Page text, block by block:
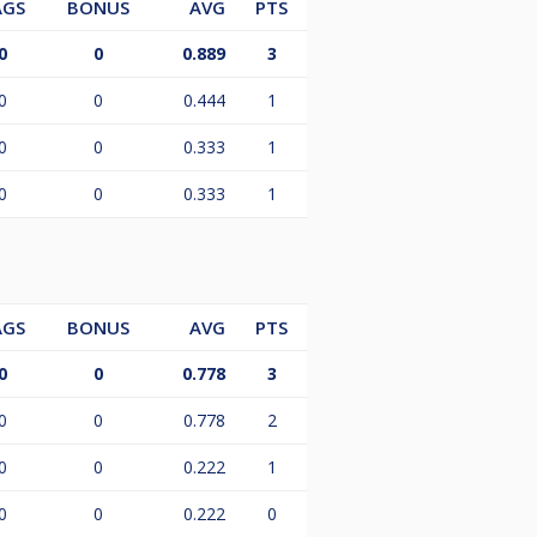
loting.
gebeurt op basis van de
de overige 3 beschikbare
BONUS AVG
PTS
0 0 0.889 3
0 0.444 1
0 0.333 1
0 0.333 1
BONUS AVG
PTS
0 0 0.778 3
0 0.778 2
0 0.222 1
0 0.222 0